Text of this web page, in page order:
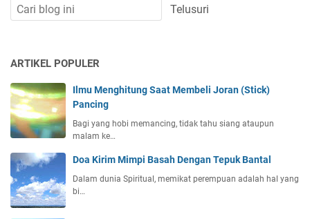
ARTIKEL POPULER
Ilmu Menghitung Saat Membeli Joran (Stick)
Pancing
Bagi yang hobi memancing, tidak tahu siang ataupun
malam ke…
Doa Kirim Mimpi Basah Dengan Tepuk Bantal
Dalam dunia Spiritual, memikat perempuan adalah hal yang
bi…